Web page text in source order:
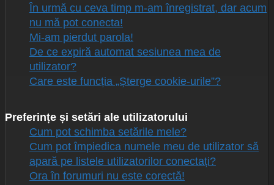
În urmă cu ceva timp m-am înregistrat, dar acum
nu mă pot conecta!
Mi-am pierdut parola!
De ce expiră automat sesiunea mea de
utilizator?
Care este funcția „Șterge cookie-urile”?
Preferințe și setări ale utilizatorului
Cum pot schimba setările mele?
Cum pot împiedica numele meu de utilizator să
apară pe listele utilizatorilor conectați?
Ora în forumuri nu este corectă!